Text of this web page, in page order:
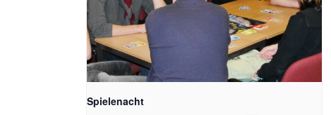
Spielenacht